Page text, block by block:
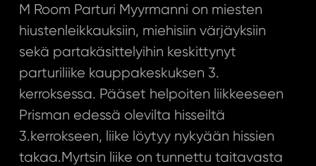
M Room Parturi Myyrmanni on miesten
hiustenleikkauksiin, miehisiin värjäyksiin
sekä partakäsittelyihin keskittynyt
parturiliike kauppakeskuksen 3.
kerroksessa. Pääset helpoiten liikkeeseen
Prisman edessä olevilta hisseiltä
3.kerrokseen, liike löytyy nykyään hissien
takaa.Myrtsin liike on tunnettu taitavasta